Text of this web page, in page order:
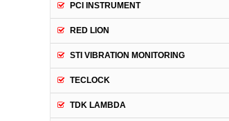
PCI INSTRUMENT
RED LION
STI VIBRATION MONITORING
TECLOCK
TDK LAMBDA